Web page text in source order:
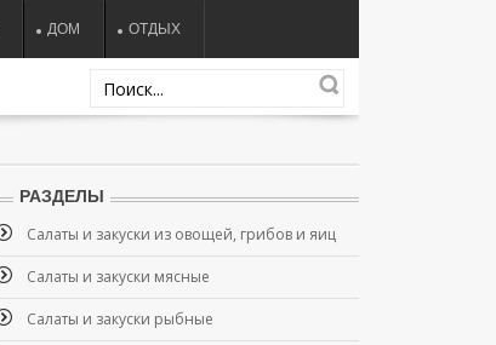
ДОМ ОТДЫХ
РАЗДЕЛЫ
Салаты и закуски из овощей, грибов и яиц
Салаты и закуски мясные
Салаты и закуски рыбные